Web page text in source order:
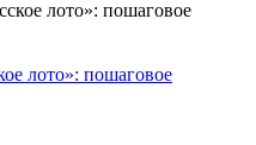
лото»: пошаговое